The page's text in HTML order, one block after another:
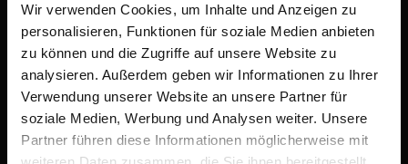
Wir verwenden Cookies, um Inhalte und Anzeigen zu
personalisieren, Funktionen für soziale Medien anbieten
zu können und die Zugriffe auf unsere Website zu
analysieren. Außerdem geben wir Informationen zu Ihrer
Verwendung unserer Website an unsere Partner für
soziale Medien, Werbung und Analysen weiter. Unsere
Partner führen diese Informationen möglicherweise mit
Gebrauchtwagen
Saisonale Sonderangebote
Kleinwagen
SUV
GESCHÄFTSKUNDEN